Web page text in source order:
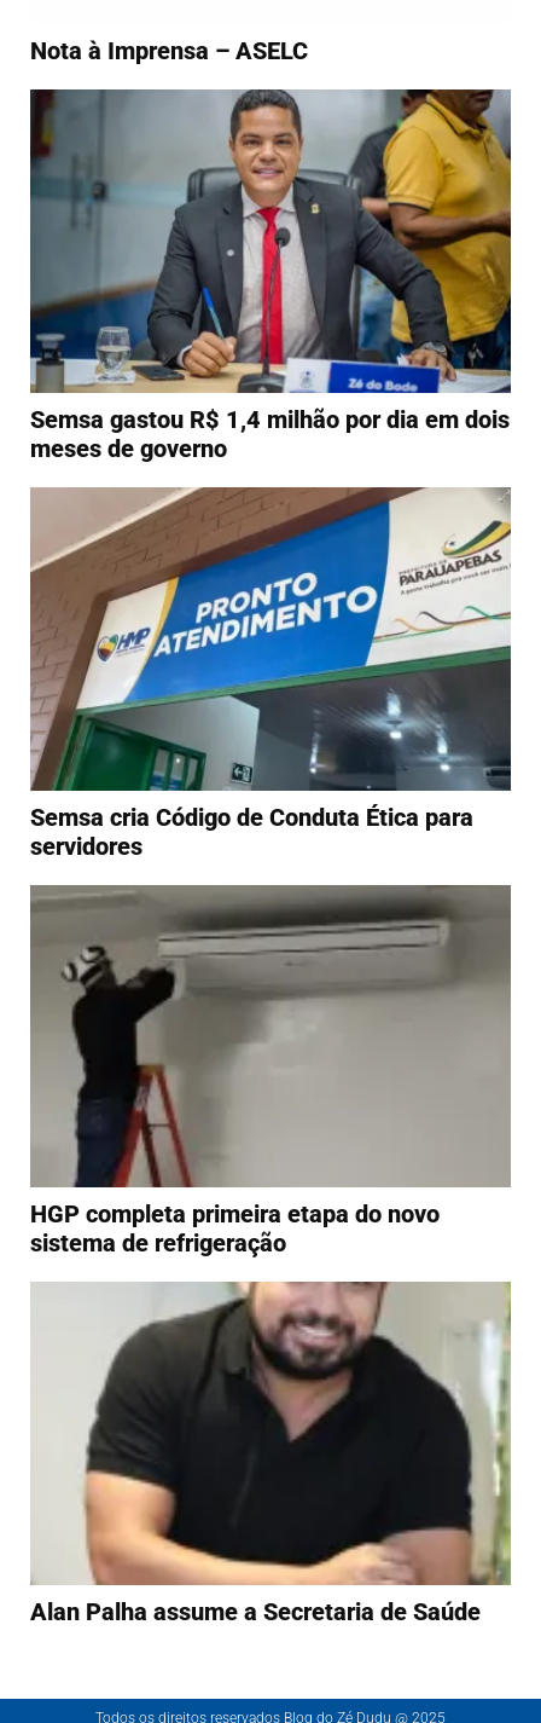
Nota à Imprensa – ASELC
Semsa gastou R$ 1,4 milhão por dia em dois
meses de governo
Semsa cria Código de Conduta Ética para
servidores
HGP completa primeira etapa do novo
sistema de refrigeração
Alan Palha assume a Secretaria de Saúde
Todos os direitos reservados Blog do Zé Dudu @ 2025